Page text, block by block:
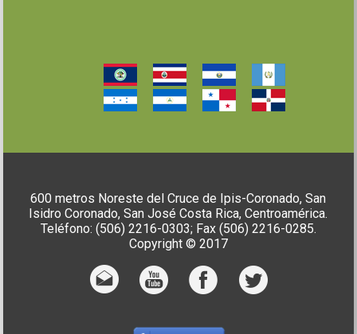
600 metros Noreste del Cruce de Ipis-Coronado, San
Isidro Coronado, San José Costa Rica, Centroamérica.
Teléfono: (506) 2216-0303; Fax (506) 2216-0285.
Copyright © 2017